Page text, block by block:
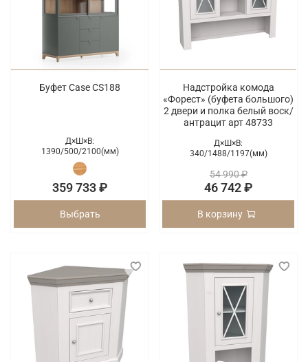
Буфет Case CS188
Д×Ш×В:
1390/500/2100(мм)
359 733 ₽
Выбрать
Надстройка комода
«Форест» (буфета большого)
2 двери и полка белый воск/
антрацит арт 48733
Д×Ш×В:
340/1488/1197(мм)
54 990 ₽
46 742 ₽
В корзину